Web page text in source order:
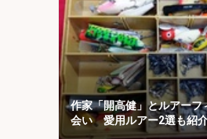
作家「開高健」とルアーフ
会い 愛用ルアー2選も紹